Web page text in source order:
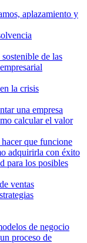
aplazamiento y
de las
la crisis
una empresa
calcular el valor
que funcione
adquirirla con éxito
para los posibles
ventas
de negocio
proceso de